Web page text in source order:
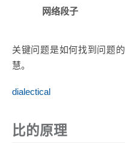
网络段子
关键问题是如何找到问题
慧。
dialectical
比的原理